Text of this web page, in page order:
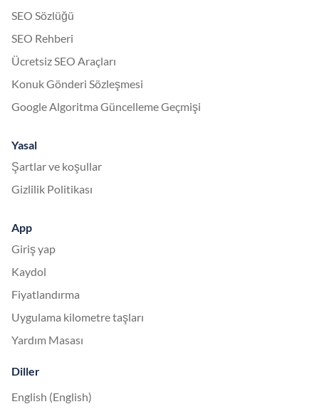
SEO Sözlüğü
SEO Rehberi
Ücretsiz SEO Araçları
Konuk Gönderi Sözleşmesi
Google Algoritma Güncelleme Geçmişi
Yasal
Şartlar ve koşullar
Gizlilik Politikası
App
Giriş yap
Kaydol
Fiyatlandırma
Uygulama kilometre taşları
Yardım Masası
Diller
English (English)